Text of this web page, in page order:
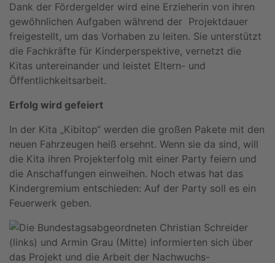
Dank der Fördergelder wird eine Erzieherin von ihren
gewöhnlichen Aufgaben während der Projektdauer
freigestellt, um das Vorhaben zu leiten. Sie unterstützt
die Fachkräfte für Kinderperspektive, vernetzt die
Kitas untereinander und leistet Eltern- und
Öffentlichkeitsarbeit.
Erfolg wird gefeiert
In der Kita „Kibitop“ werden die großen Pakete mit den
neuen Fahrzeugen heiß ersehnt. Wenn sie da sind, will
die Kita ihren Projekterfolg mit einer Party feiern und
die Anschaffungen einweihen. Noch etwas hat das
Kindergremium entschieden: Auf der Party soll es ein
Feuerwerk geben.